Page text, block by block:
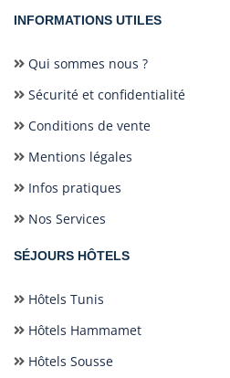
INFORMATIONS UTILES
Qui sommes nous ?
Sécurité et confidentialité
Conditions de vente
Mentions légales
Infos pratiques
Nos Services
SÉJOURS HÔTELS
Hôtels Tunis
Hôtels Hammamet
Hôtels Sousse